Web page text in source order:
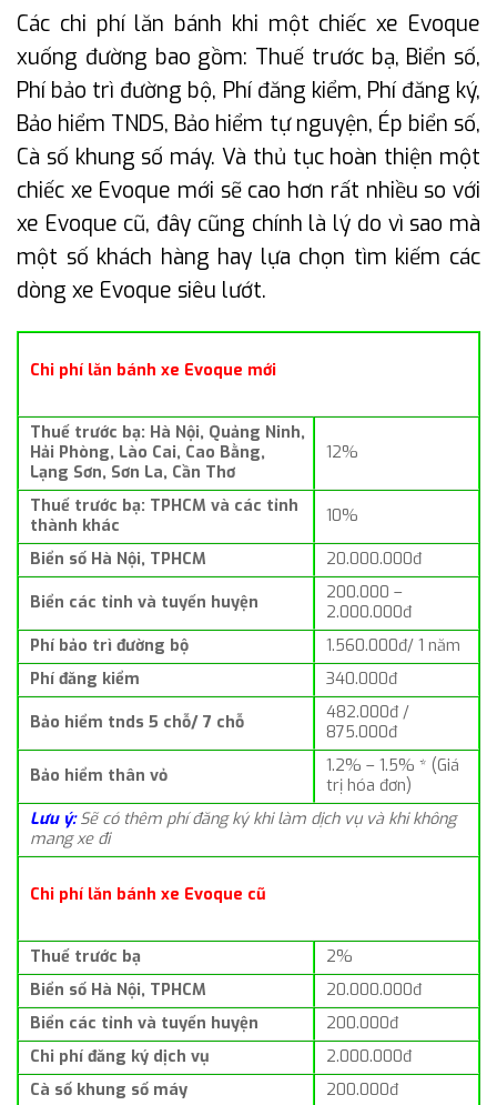
Các chi phí lăn bánh khi một chiếc xe Evoque
xuống đường bao gồm: Thuế trước bạ, Biển số,
Phí bảo trì đường bộ, Phí đăng kiểm, Phí đăng ký,
Bảo hiểm TNDS, Bảo hiểm tự nguyện, Ép biển số,
Cà số khung số máy. Và thủ tục hoàn thiện một
chiếc xe Evoque mới sẽ cao hơn rất nhiều so với
xe Evoque cũ, đây cũng chính là lý do vì sao mà
một số khách hàng hay lựa chọn tìm kiếm các
dòng xe Evoque siêu lướt.
Chi phí lăn bánh xe Evoque mới
Thuế trước bạ: Hà Nội, Quảng Ninh,
Hải Phòng, Lào Cai, Cao Bằng,
Lạng Sơn, Sơn La, Cần Thơ
12%
Thuế trước bạ: TPHCM và các tỉnh
thành khác
10%
Biển số Hà Nội, TPHCM 20.000.000đ
Biển các tỉnh và tuyến huyện
200.000 –
2.000.000đ
Phí bảo trì đường bộ
1.560.000đ/ 1 năm
Phí đăng kiểm
340.000đ
Bảo hiểm tnds 5 chỗ/ 7 chỗ
482.000đ /
875.000đ
Bảo hiểm thân vỏ
1.2% – 1.5% * (Giá
trị hóa đơn)
Lưu ý: Sẽ có thêm phí đăng ký khi làm dịch vụ và khi không
mang xe đi
Chi phí lăn bánh xe Evoque cũ
Thuế trước bạ
2%
Biển số Hà Nội, TPHCM
20.000.000đ
Biển các tỉnh và tuyến huyện
200.000đ
Chi phí đăng ký dịch vụ
2.000.000đ
Cà số khung số máy
200.000đ